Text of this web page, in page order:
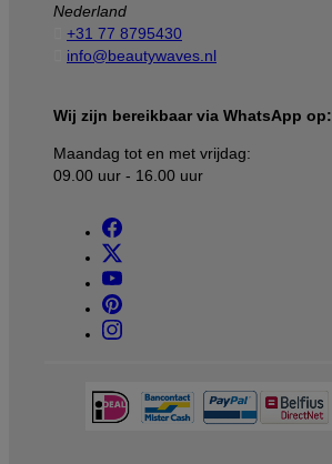
Nederland
+31 77 8795430
info@beautywaves.nl
Wij zijn bereikbaar via WhatsApp op:
Maandag tot en met vrijdag:
09.00 uur - 16.00 uur